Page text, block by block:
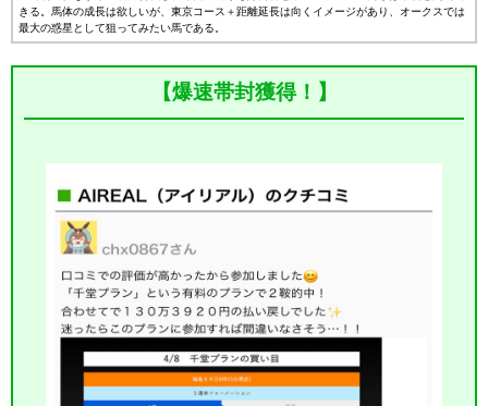
きる。馬体の成長は欲しいが、東京コース＋距離延長は向くイメージがあり、オークスでは
最大の惑星として狙ってみたい馬である。
【爆速帯封獲得！】